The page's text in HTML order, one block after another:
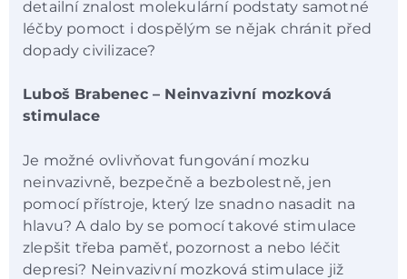
detailní znalost molekulární podstaty samotné
léčby pomoct i dospělým se nějak chránit před
dopady civilizace?
Luboš Brabenec – Neinvazivní mozková
stimulace
Je možné ovlivňovat fungování mozku
neinvazivně, bezpečně a bezbolestně, jen
pomocí přístroje, který lze snadno nasadit na
hlavu? A dalo by se pomocí takové stimulace
zlepšit třeba paměť, pozornost a nebo léčit
depresi? Neinvazivní mozková stimulace již